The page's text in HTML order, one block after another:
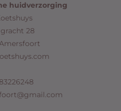
huidverzorging
28
Amersfoort